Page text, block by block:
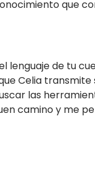
que
lenguaje de tu
Celia
las
camino y me